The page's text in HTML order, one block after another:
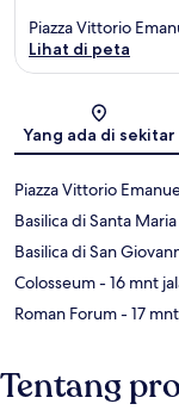
Piazza Vittorio
Lihat di peta
Yang ada di sekitar
Piazza Vittorio
Basilica di Santa
Basilica di San
Colosseum- 16 mnt
Roman Forum- 17
Tentang